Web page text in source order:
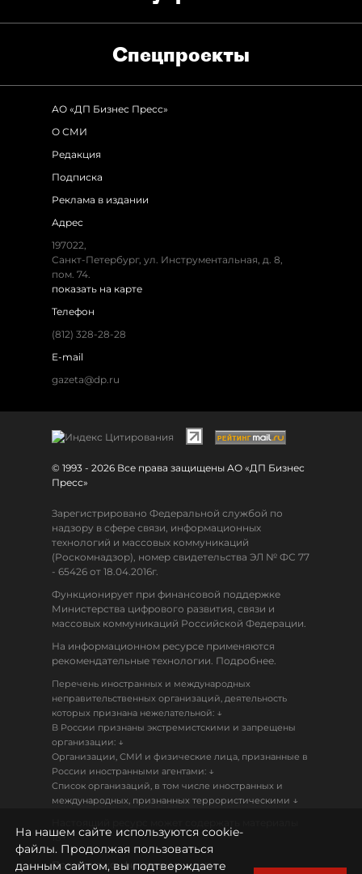
Спец­проекты
АО «ДП Бизнес Пресс»
О СМИ
Редакция
Подписка
Реклама в издании
Адрес
197022,
Санкт-Петербург, ул. Инструментальная, д. 8,
пом. 74.
показать на карте
Телефон
(812) 328-28-28
E-mail
gazeta@dp.ru
© 1993 - 2026 Все права защищены АО «ДП Бизнес
Пресс»
Зарегистрировано Федеральной службой по
надзору в сфере связи, информационных
технологий и массовых коммуникаций
(Роскомнадзор), номер свидетельства ЭЛ № ФС 77
- 65426 от 18.04.2016г.
Функционирует при финансовой поддержке
Министерства цифрового развития, связи и
массовых коммуникаций Российской Федерации.
На информационном ресурсе применяются
рекомендательные технологии. Подробнее.
Перечень иностранных и международных
неправительственных организаций, деятельность
которых признана нежелательной: ↓
В России признаны экстремистскими и запрещены
организации: ↓
Организации, СМИ и физические лица, признанные в
России иностранными агентами: ↓
Список организаций, в том числе иностранных и
международных, признанных террористическими ↓
18+
Политика конфиденциальности
На нашем сайте используются cookie-
файлы. Продолжая пользоваться
данным сайтом, вы подтверждаете